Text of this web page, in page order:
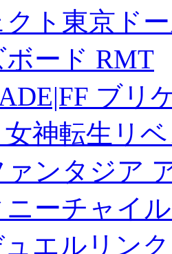
ト東京ド
ード RMT
ブリ
女神転生リ
ァンタジア
ーチャイ
エルリン